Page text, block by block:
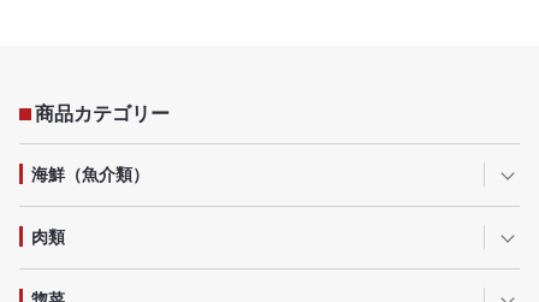
商品カテゴリー
海鮮（魚介類）
肉類